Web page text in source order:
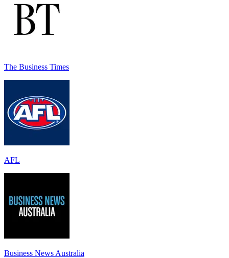
The Business Times
AFL
Business News Australia